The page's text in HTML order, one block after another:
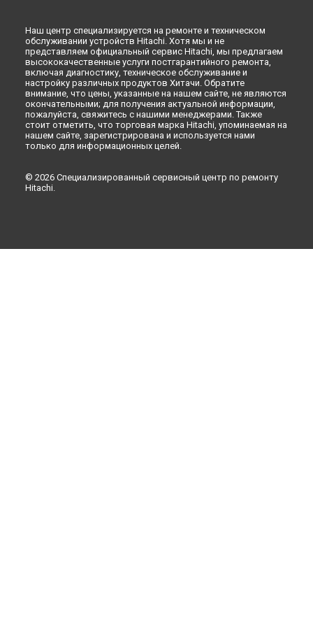
Ремонт холодильника R-H330PUC4KPBK Hitachi вРязани
Ремонт холодильника R-H330PUC4KPBK Hitachi в Астрахани
Ремонт холодильника R-H330PUC4KPBK Hitachi в
Набережных Челнах
Ремонт холодильника R-H330PUC4KPBK Hitachi в Липецке
Наш центр специализируется на ремонте и техническом
обслуживании устройств Hitachi. Хотя мы и не
представляем официальный сервис Hitachi, мы предлагаем
высококачественные услуги постгарантийного ремонта,
включая диагностику, техническое обслуживание и
настройку различных продуктов Хитачи. Обратите
внимание, что цены, указанные на нашем сайте, не являются
окончательными; для получения актуальной информации,
пожалуйста, свяжитесь с нашими менеджерами. Также
стоит отметить, что торговая марка Hitachi, упоминаемая на
нашем сайте, зарегистрирована и используется нами
только для информационных целей.
© 2026 Специализированный сервисный центр по ремонту
Hitachi.